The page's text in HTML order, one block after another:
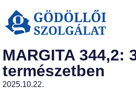
MARGITA 344,2:
természetben
2025.10.22.